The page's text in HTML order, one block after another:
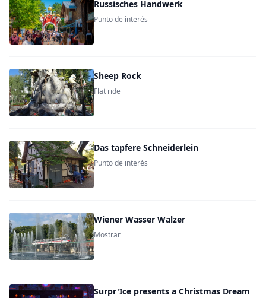
Russisches Handwerk
Punto de interés
Sheep Rock
Flat ride
Das tapfere Schneiderlein
Punto de interés
Wiener Wasser Walzer
Mostrar
Surpr'Ice presents a Christmas Dream